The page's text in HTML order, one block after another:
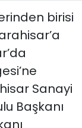
birisi
Sanayi
Başkanı